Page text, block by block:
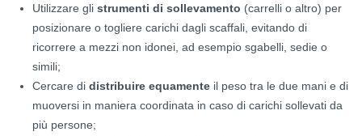
Utilizzare gli strumenti di sollevamento (carrelli o altro) per
posizionare o togliere carichi dagli scaffali, evitando di
ricorrere a mezzi non idonei, ad esempio sgabelli, sedie o
simili;
Cercare di distribuire equamente il peso tra le due mani e di
muoversi in maniera coordinata in caso di carichi sollevati da
più persone;